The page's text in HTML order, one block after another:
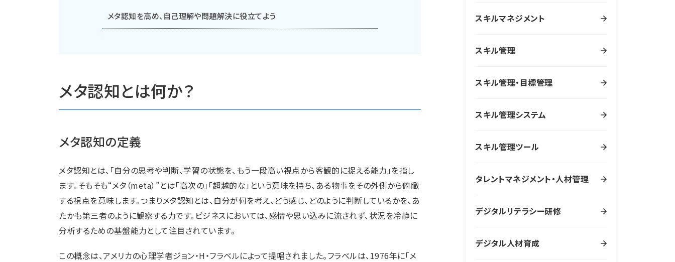
メタ認知を高め、自己理解や問題解決に役立てよう
メタ認知とは何か？
メタ認知の定義
メタ認知とは、「自分の思考や判断、学習の状態を、もう一段高い視点から客観的に捉える能力」を指し
ます。そもそも“メタ（meta）”とは「高次の」「超越的な」という意味を持ち、ある物事をその外側から俯瞰
する視点を意味します。つまりメタ認知とは、自分が何を考え、どう感じ、どのように判断しているかを、あ
たかも第三者のように観察する力です。ビジネスにおいては、感情や思い込みに流されず、状況を冷静に
分析するための基盤能力として注目されています。
この概念は、アメリカの心理学者ジョン・H・フラベルによって提唱されました。フラベルは、1976年に「メ
スキルマネジメント
スキル管理
スキル管理・目標管理
スキル管理システム
スキル管理ツール
タレントマネジメント・人材管理
デジタルリテラシー研修
デジタル人材育成